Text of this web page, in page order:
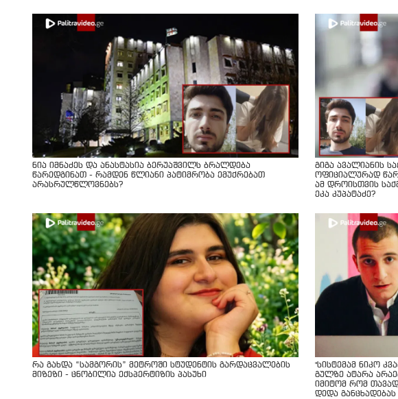
ნია იმნაძეს და ანასტასია ბერუაშვილს ბრალდება
წარედგინათ - რამდენ წლიანი პატიმრობა ემუქრებათ
არასრულწლოვნებს?
გიგა ავალიანის
ოფიციალურად
ამ დროისთვის
ეკა კუპატაძე?
რა გახდა “სამგორის” მეტროში სტუდენტის გარდაცვალების
მიზეზი - ცნობილია ექსპერტიზის პასუხი
"სისტემამ ნიკო
გულზე ატარა
იმიტომ რომ თავად
დედა